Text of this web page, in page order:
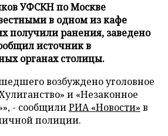
УФСКН по Москве
в одном из кафе
получили ранения, заведено
источник в
органах столицы.
возбуждено уголовное
и «Незаконное
- сообщилиРИА «Новости» в
полиции.